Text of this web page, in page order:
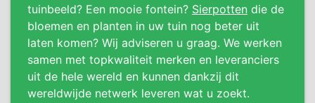
tuinbeeld? Een mooie fontein? Sierpotten die de
bloemen en planten in uw tuin nog beter uit
laten komen? Wij adviseren u graag. We werken
samen met topkwaliteit merken en leveranciers
uit de hele wereld en kunnen dankzij dit
wereldwijde netwerk leveren wat u zoekt.